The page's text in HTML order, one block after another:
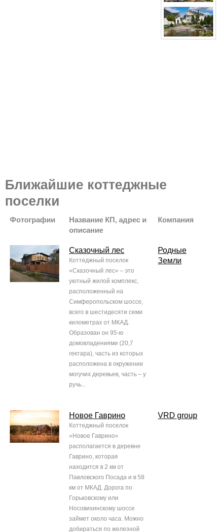
Ближайшие коттеджные
поселки
Фотографии
Название КП, адрес и
описание
Компания
Сказочный лес
Коттеджный поселок
«Сказочный лес» – это
уютный жилой комплекс,
расположенный на
Симферопольском шоссе,
всего в шестидесяти семи
километрах от МКАД.
Образован он 95-ю
домовладениями (20,7
гектара), часть из которых
расположена в окружении
могучих деревьев, часть – у
ручь...
Родные
Земли
Новое Гаврино
Коттеджный поселок
«Новое Гаврино»
располагается в деревне
Гаврино, которая
находится в 2 км от
Павловского Посада и в 58
км от МКАД. Дорога по
Горьковскому или
Носовихинскому шоссе
займет около часа. Можно
добираться по железной
VRD group